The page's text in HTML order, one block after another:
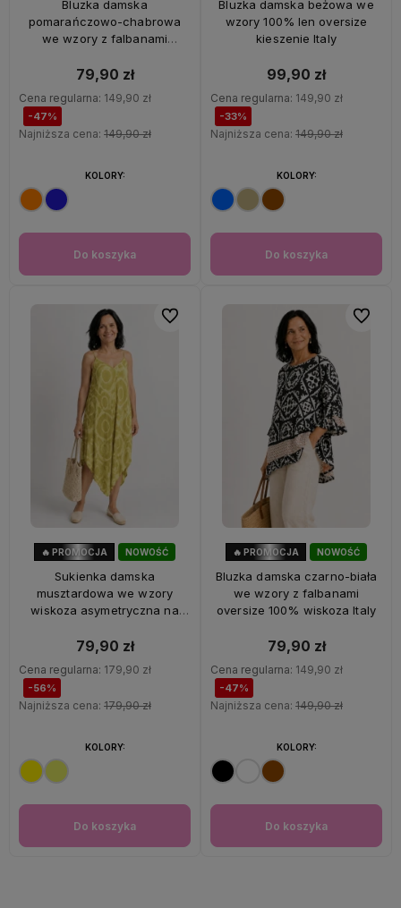
Bluzka damska
pomarańczowo-chabrowa
we wzory z falbanami
79,90 zł
Cena regularna: 149,90 zł
-47%
Najniższa cena: 149,90 zł
Do koszyka
KOLORY:
Bluzka damska beżowa we
wzory 100% len oversize
kieszenie Italy
99,90 zł
Cena regularna: 149,90 zł
-33%
Najniższa cena: 149,90 zł
Do koszyka
KOLORY:
NOWOŚĆ
🔥 PROMOCJA
Sukienka damska
musztardowa we wzory
wiskoza asymetryczna na
79,90 zł
Cena regularna: 179,90 zł
-56%
Najniższa cena: 179,90 zł
Do koszyka
KOLORY:
Do ulubionych
NOWOŚĆ
🔥 PROMOCJA
Bluzka damska czarno-biała
we wzory z falbanami
oversize 100% wiskoza Italy
79,90 zł
Cena regularna: 149,90 zł
-47%
Najniższa cena: 149,90 zł
Do koszyka
KOLORY:
Do